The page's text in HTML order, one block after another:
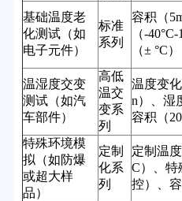
基础温度老
化测试（如
电子元件）
标准
系列
容积（
（-
（± °C）
温湿度交变
测试（如汽
车部件）
高低
温交
变系
列
温度变
n）、湿
容积（
特殊环境模
拟（如防爆
或超大样
品）
定制
化系
列
定制温
C）、特
控）、容